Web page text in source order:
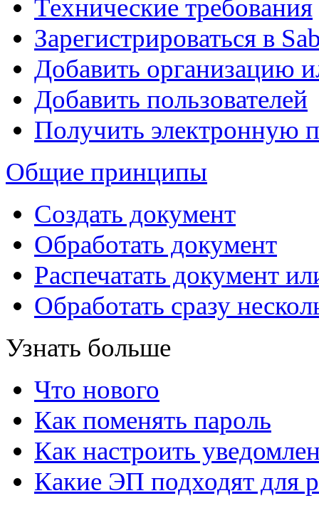
Технические требования
Зарегистрироваться в
Добавить организацию
Добавить пользователей
Получить электронную
Общие принципы
Создать документ
Обработать документ
Распечатать документ
Обработать сразу
Узнать больше
Что нового
Как поменять пароль
Как настроить
Какие ЭП подходят для